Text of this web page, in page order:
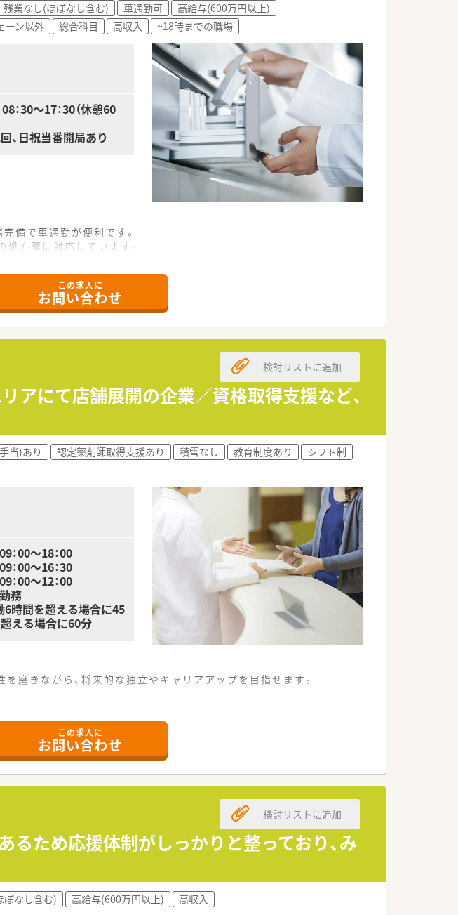
残業なし(ほぼなし含む) 車通勤可
高給与(600万円以上)
ーン以外 総合科目 高収入 ~18時までの職場
：30～17：30（休憩60
、日祝当番開局あり
備で車通勤が便利です。
方箋に対応しています。
定した経営基盤が強みです。
薬局運営を長年続けています。
きやすい環境が整っています。
完備され快適に過ごせます。
働きやすい職場環境が自慢です。
にとっても快適な空間です。
高水準の給与体系が魅力です。
プも十分に狙える環境です。
手当も充実しており安心です。
この求人に
お問い合わせ
アにて店舗展開の企業／資格取得支援など、
検討リストに追加
当)あり 認定薬剤師取得支援あり 積雪なし 教育制度あり
シフト制
00～18：00
～16：30
～12：00
務
6時間を超える場合に45
える場合に60分
磨きながら、将来的な独立やキャリアアップを目指せます。
通勤も可能で快適に通勤できる環境が整っています。
に特化した専門的な知識を深く身につけられます。
も対応し地域医療に大きく貢献している薬局です。
し、地域に密着した医療サービスの提供を続けています。
域ごとのニーズに迅速に応える体制を構築しております。
おり、地域のプロスポーツチームのスポンサーも務めています。
がら業務を進めるアットホームで温かい雰囲気の職場です。
り、スタッフ間のコミュニケーションが活発に行われています。
方であっても元気に働く意欲があれば歓迎されています。
この求人に
お問い合わせ
ため応援体制がしっかりと整っており、み
検討リストに追加
ぼなし含む) 高給与(600万円以上) 高収入